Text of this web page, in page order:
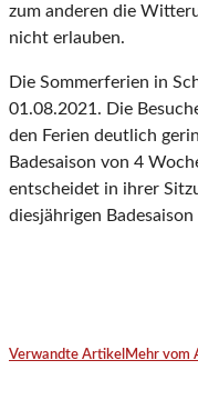
zum anderen die
nicht erlauben.
Die Sommerferien in
01.08.2021. Die
den Ferien deutlich
Badesaison von 4
entscheidet in ihrer
diesjährigen
Verwandte Artikel Mehr vom